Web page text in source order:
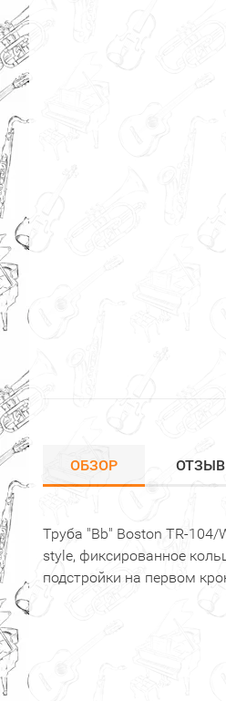
ОБЗОР
Труба "Bb" Boston TR-
style, фиксированное
подстройки на первом